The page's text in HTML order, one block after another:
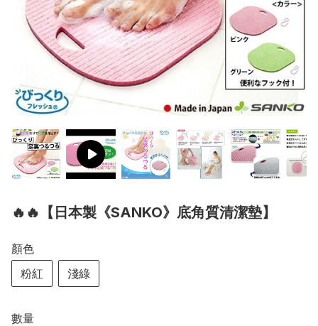
🔥🔥【日本製《SANKO》底角質清潔墊】
顏色
粉紅
淺綠
數量